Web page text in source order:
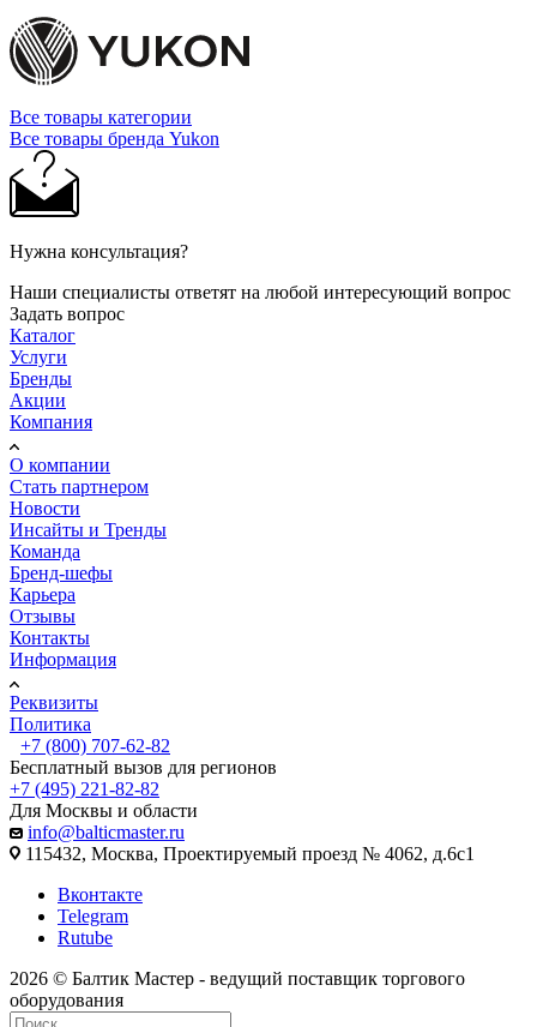
Все товары категории
Все товары бренда Yukon
Нужна консультация?
Наши специалисты ответят на любой интересующий вопрос
Задать вопрос
Каталог
Услуги
Бренды
Акции
Компания
О компании
Стать партнером
Новости
Инсайты и Тренды
Команда
Бренд-шефы
Карьера
Отзывы
Контакты
Информация
Реквизиты
Политика
+7 (800) 707-62-82
Бесплатный вызов для регионов
+7 (495) 221-82-82
Для Москвы и области
info@balticmaster.ru
115432, Москва, Проектируемый проезд № 4062, д.6с1
Вконтакте
Telegram
Rutube
2026 © Балтик Мастер - ведущий поставщик торгового
оборудования